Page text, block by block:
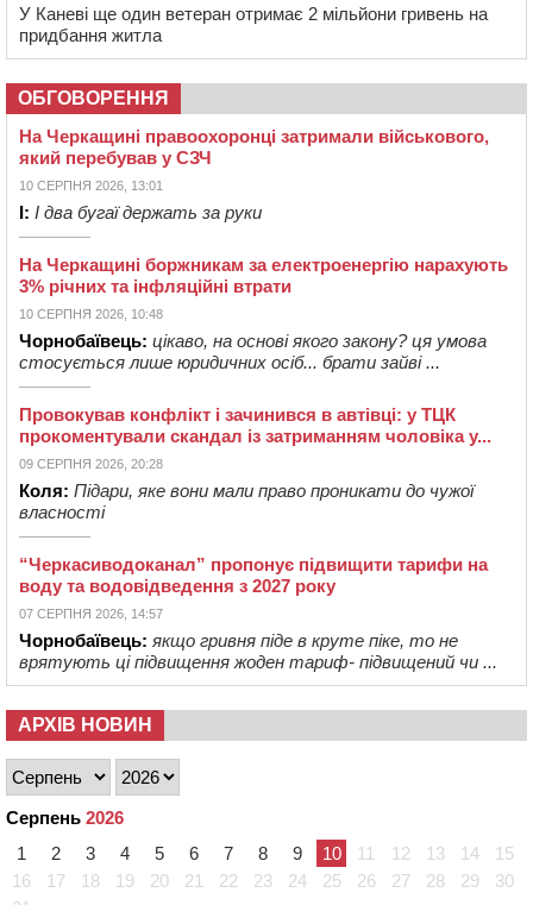
У Каневі ще один ветеран отримає 2 мільйони гривень на
придбання житла
ОБГОВОРЕННЯ
На Черкащині правоохоронці затримали військового,
який перебував у СЗЧ
10 СЕРПНЯ 2026, 13:01
І: І два бугаї держать за руки
На Черкащині боржникам за електроенергію нарахують
3% річних та інфляційні втрати
10 СЕРПНЯ 2026, 10:48
Чорнобаївець: цікаво, на основі якого закону? ця умова
стосується лише юридичних осіб... брати зайві ...
Провокував конфлікт і зачинився в автівці: у ТЦК
прокоментували скандал із затриманням чоловіка у...
09 СЕРПНЯ 2026, 20:28
Коля: Підари, яке вони мали право проникати до чужої
власності
“Черкасиводоканал” пропонує підвищити тарифи на
воду та водовідведення з 2027 року
07 СЕРПНЯ 2026, 14:57
Чорнобаївець: якщо гривня піде в круте піке, то не
врятують ці підвищення жоден тариф- підвищений чи ...
АРХІВ НОВИН
Серпень 2026
1
2 3 4 5 6 7 8 9 10 11 12 13 14
15
16
17 18 19 20 21 22 23 24 25 26 27 28 29
30